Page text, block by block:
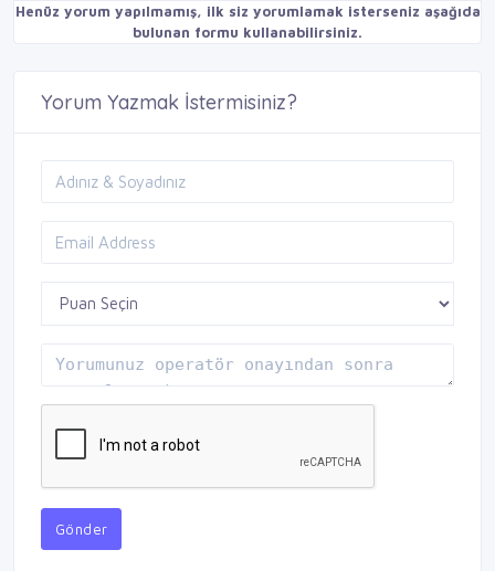
Henüz yorum yapılmamış, ilk siz yorumlamak isterseniz aşağıda
bulunan formu kullanabilirsiniz.
Yorum Yazmak İstermisiniz?
Gönder